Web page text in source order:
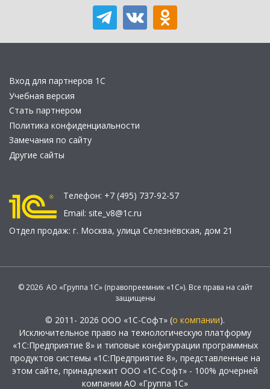
Вход для партнеров 1С
Учебная версия
Стать партнером
Политика конфиденциальности
Замечания по сайту
Другие сайты
Телефон: +7 (495) 737-92-57
Email: site_v8@1c.ru
Отдел продаж: г. Москва, улица Селезнёвская, дом 21
© 2026 АО «Группа 1С» (правопреемник «1С»). Все права на сайт
защищены
© 2011- 2026 ООО «1С-Софт» (о компании).
Исключительное право на технологическую платформу
«1С:Предприятие 8» и типовые конфигурации программных
продуктов системы «1С:Предприятие 8», представленные на
этом сайте, принадлежит ООО «1С-Софт» - 100% дочерней
компании АО «Группа 1С»